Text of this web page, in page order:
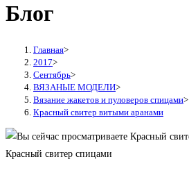
Блог
Главная>
2017>
Сентябрь>
ВЯЗАНЫЕ МОДЕЛИ>
Вязание жакетов и пуловеров спицами>
Красный свитер витыми аранами
Красный свитер спицами